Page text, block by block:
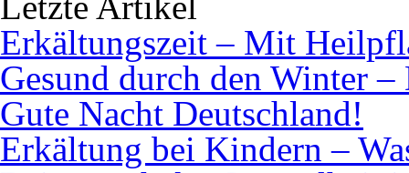
Erkältungszeit – Mit
Gesund durch den Winter
Gute Nacht Deutschland!
Erkältung bei Kindern –